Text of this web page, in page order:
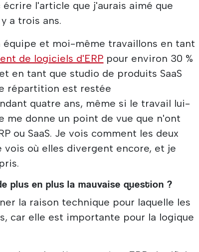
l'article que j'aurais aimé que
a trois ans.
équipe et moi-même travaillons en tant
de logiciels d'ERP pour environ 30 %
en tant que studio de produits SaaS
répartition est restée
quatre ans, même si le travail lui-
me donne un point de vue que n'ont
ou SaaS. Je vois comment les deux
où elles divergent encore, et je
plus en plus la mauvaise question ?
la raison technique pour laquelle les
car elle est importante pour la logique